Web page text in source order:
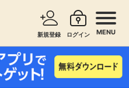
新規登録 ログイン MENU
ショッピングで探す